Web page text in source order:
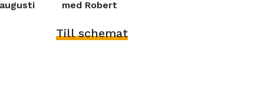
augusti med Robert
Till schemat